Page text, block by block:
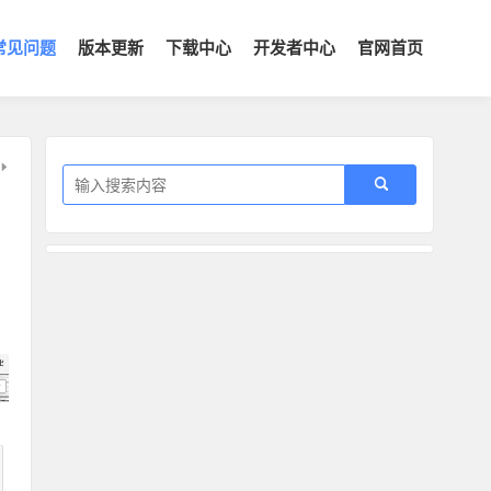
见问题 版本更新 下载中心 开发者中心 官网首页